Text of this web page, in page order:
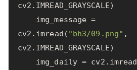
cv2 . IMREAD_GRAYSCALE)
img_message =
cv2 . imread ( "bh3/09.png" ,
cv2 . IMREAD_GRAYSCALE)
img_daily = cv2 . imread